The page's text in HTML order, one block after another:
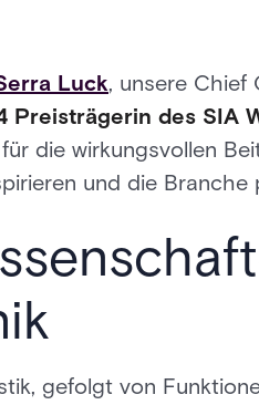
Luck, unsere Chief
Preisträgerin des SIA
die wirkungsvollen
und die Branche
gefolgt von